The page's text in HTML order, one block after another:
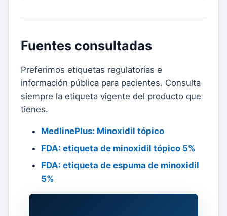
Fuentes consultadas
Preferimos etiquetas regulatorias e
información pública para pacientes. Consulta
siempre la etiqueta vigente del producto que
tienes.
MedlinePlus: Minoxidil tópico
FDA: etiqueta de minoxidil tópico 5%
FDA: etiqueta de espuma de minoxidil
5%